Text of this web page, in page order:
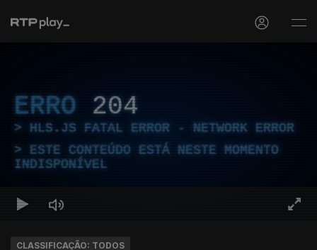
ERRO 204
HLS.JS FATAL ERROR - NETWORK ERROR
ESTE CONTEÚDO ESTÁ NESTE MOMENTO
INDISPONÍVEL
CLASSIFICAÇÃO: TODOS